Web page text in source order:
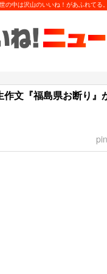
世の中は沢山のいいね！があふれてる。
文『福島県お断り』